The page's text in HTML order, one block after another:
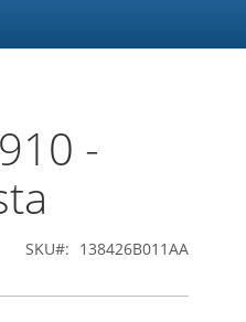
-
SKU 138426B011AA